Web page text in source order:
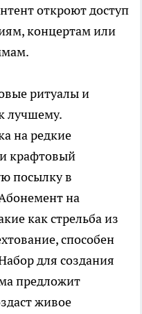
откроют доступ
концертам или
ритуалы и
лучшему.
на редкие
крафтовый
посылку в
на
как стрельба из
способен
для создания
предложит
живое